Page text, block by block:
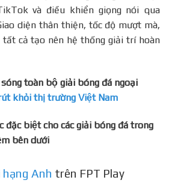
và điều khiển giọng nói qua
diện thân thiện, tốc độ mượt mà,
cả tạo nên hệ thống giải trí hoàn
toàn bộ giải bóng đá ngoại
khỏi thị trường Việt Nam
đặc biệt cho các giải bóng đá trong
bên dưới
Anh trên FPT Play